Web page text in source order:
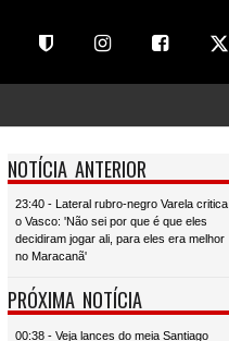
NOTÍCIA ANTERIOR
23:40 - Lateral rubro-negro Varela critica
o Vasco: 'Não sei por que é que eles
decidiram jogar ali, para eles era melhor
no Maracanã'
PRÓXIMA NOTÍCIA
00:38 - Veja lances do meia Santiago